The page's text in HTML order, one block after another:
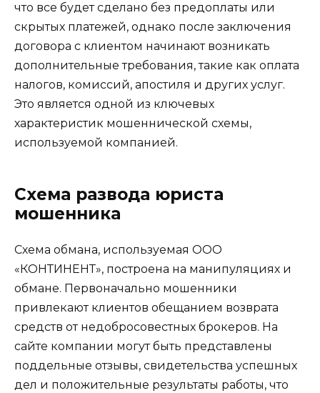
что все будет сделано без предоплаты или
скрытых платежей, однако после заключения
договора с клиентом начинают возникать
дополнительные требования, такие как оплата
налогов, комиссий, апостиля и других услуг.
Это является одной из ключевых
характеристик мошеннической схемы,
используемой компанией.
Схема развода юриста
мошенника
Схема обмана, используемая ООО
«КОНТИНЕНТ», построена на манипуляциях и
обмане. Первоначально мошенники
привлекают клиентов обещанием возврата
средств от недобросовестных брокеров. На
сайте компании могут быть представлены
поддельные отзывы, свидетельства успешных
дел и положительные результаты работы, что